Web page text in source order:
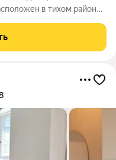
в тихом районе
и все